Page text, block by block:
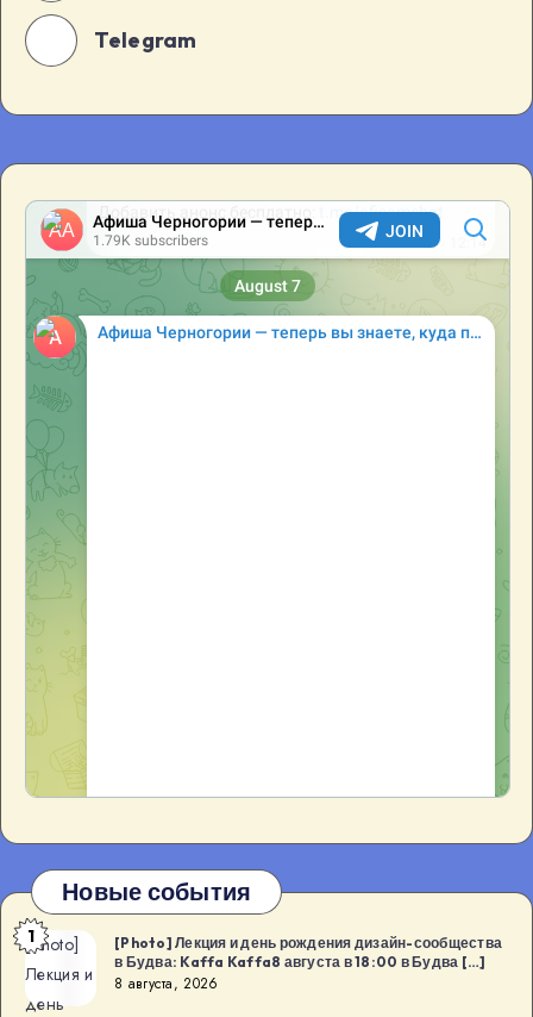
Telegram
Новые события
[Photo]
Лекция и
день
1
[Photo] Лекция и день рождения дизайн-сообщества
в Будва: Kaffa Kaffa8 августа в 18:00 в Будва […]
8 августа, 2026